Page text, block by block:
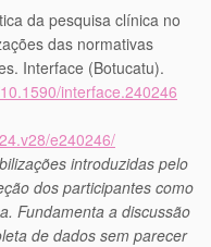
da pesquisa clínica no
das normativas
Interface (Botucatu).
interface.240246
e240246/
introduzidas pelo
dos participantes como
Fundamenta a discussão
de dados sem parecer